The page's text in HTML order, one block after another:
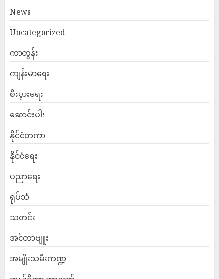
News
Uncategorized
ကာတွန်း
ကျန်းမာရေး
စီးပွားရေး
ဆောင်းပါး
နိုင်ငံတကာ
နိုင်ငံရေး
ပညာရေး
ရုပ်သံ
သတင်း
အင်တာဗျူး
အမျိုးသမီးကဏ္ဍ